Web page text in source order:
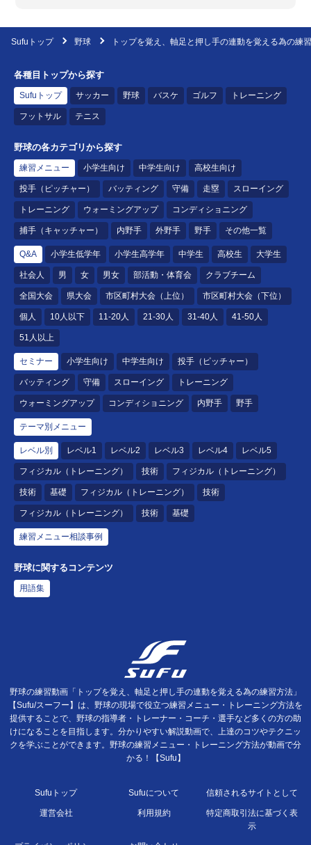
Sufuトップ 野球 トップを覚え、軸足と押し手の連動を覚える為の練
各種目トップから探す
Sufuトップ サッカー 野球 バスケ ゴルフ トレーニング
フットサル テニス
野球の各カテゴリから探す
練習メニュー 小学生向け 中学生向け 高校生向け
投手（ピッチャー） バッティング 守備 走塁 スローイング
トレーニング ウォーミングアップ コンディショニング
捕手（キャッチャー） 内野手 外野手 野手 その他一覧
Q&A 小学生低学年 小学生高学年 中学生 高校生 大学生
社会人 男 女 男女 部活動・体育会 クラブチーム
全国大会 県大会 市区町村大会（上位） 市区町村大会（下位）
個人 10人以下 11-20人 21-30人 31-40人 41-50人
51人以上
セミナー 小学生向け 中学生向け 投手（ピッチャー）
バッティング 守備 スローイング トレーニング
ウォーミングアップ コンディショニング 内野手 野手
テーマ別メニュー
レベル別 レベル1 レベル2 レベル3 レベル4 レベル5
フィジカル（トレーニング） 技術 フィジカル（トレーニング）
技術 基礎 フィジカル（トレーニング） 技術
フィジカル（トレーニング） 技術 基礎
練習メニュー相談事例
野球に関するコンテンツ
用語集
野球の練習動画「トップを覚え、軸足と押し手の連動を覚える為の練習方法」
【Sufu/スーフー】は、野球の現場で役立つ練習メニュー・トレーニング方法を
提供することで、野球の指導者・トレーナー・コーチ・選手など多くの方の助
けになることを目指します。分かりやすい解説動画で、上達のコツやテクニッ
クを学ぶことができます。野球の練習メニュー・トレーニング方法が動画で分
かる！【Sufu】
Sufuトップ Sufuについて 信頼されるサイトとして
運営会社 利用規約
特定商取引法に基づく表
示